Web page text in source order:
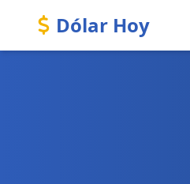
Dólar Hoy